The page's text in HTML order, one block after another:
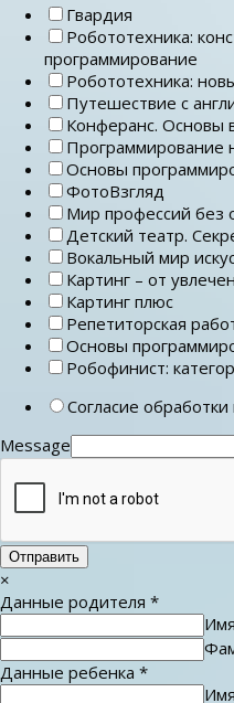
Гвардия
Робототехника:
программирование
Робототехника:
Путешествие с
Конферанс. Основы
Программирование
Основы
ФотоВзгляд
Мир профессий без
Детский театр.
Вокальный мир
Картинг – от
Картинг плюс
Репетиторская
Основы
Робофинист:
Согласие
Message
Отправить
×
Данные родителя *
Имя
Данные ребенка *
Имя